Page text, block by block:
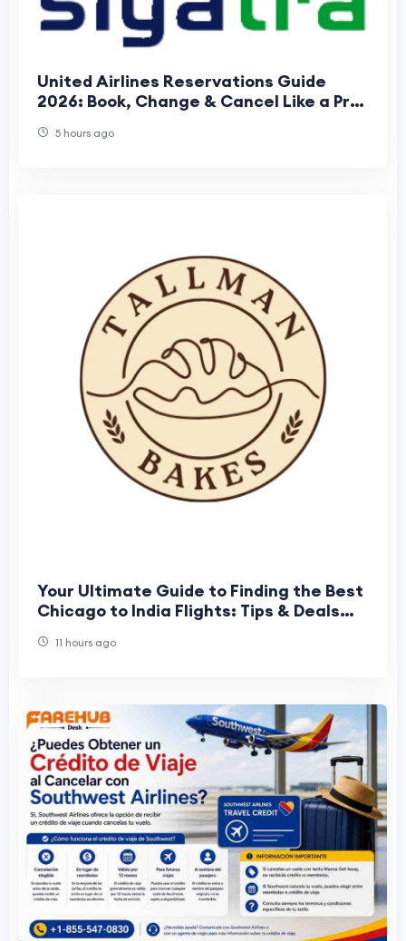
United Airlines Reservations Guide
2026: Book, Change & Cancel Like a Pro |
5 hours ago
Your Ultimate Guide to Finding the Best
Chicago to India Flights: Tips & Deals
11 hours ago